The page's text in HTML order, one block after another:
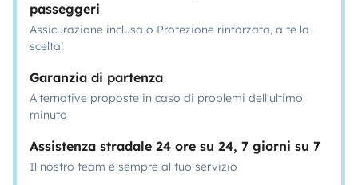
passeggeri
Assicurazione inclusa o Protezione rinforzata, a te la
scelta!
Garanzia di partenza
Alternative proposte in caso di problemi dell'ultimo
minuto
Assistenza stradale 24 ore su 24, 7 giorni su 7
Il nostro team è sempre al tuo servizio